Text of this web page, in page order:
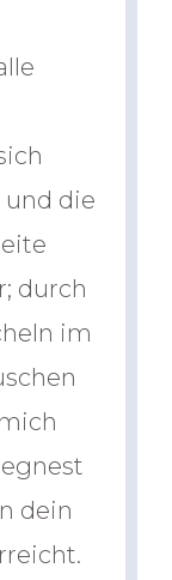
und die
durch
im
dein